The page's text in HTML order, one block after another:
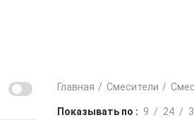
Главная Смесители
Показывать по 9 24